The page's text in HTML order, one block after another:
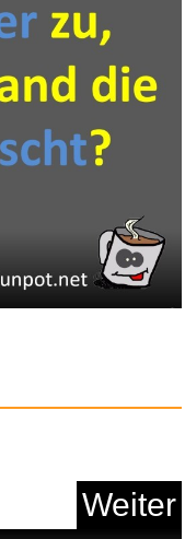
Anzeige
Anzeige
Weiter